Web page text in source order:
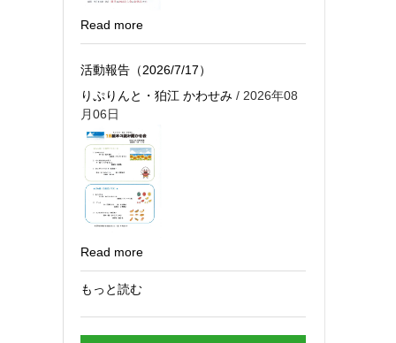
Read more
活動報告（2026/7/17）
りぷりんと・狛江 かわせみ / 2026年08
月06日
Read more
もっと読む